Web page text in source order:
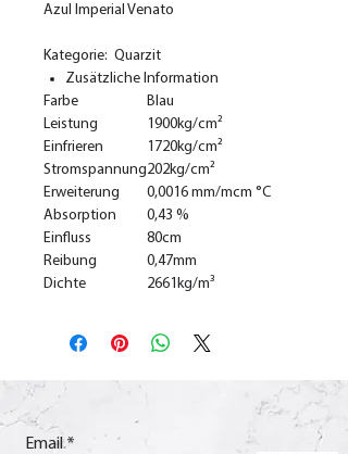
Azul Imperial Venato
Kategorie: Quarzit
Zusätzliche Information
Farbe
Blau
Leistung
1900kg/cm²
Einfrieren
1720kg/cm²
Stromspannung202kg/cm²
Erweiterung
0,0016 mm/mcm °C
Absorption
0,43 %
Einfluss
80cm
Reibung
0,47mm
Dichte
2661kg/m³
Email